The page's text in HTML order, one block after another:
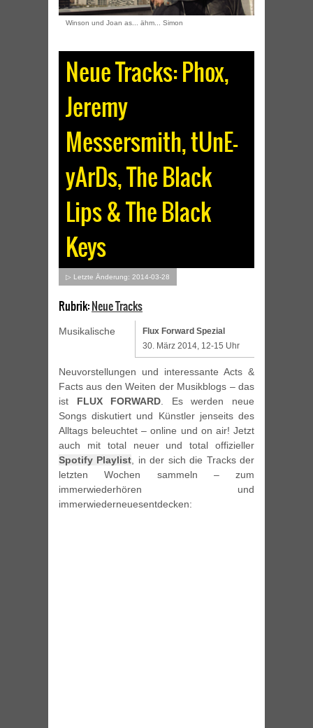
Winson und Joan as... ähm... Simon
Neue Tracks: Phox,
Jeremy
Messersmith, tUnE-
yArDs, The Black
Lips & The Black
Keys
▷ Letzte Änderung: 2014-03-28
Rubrik:Neue Tracks
Flux Forward Spezial
30. März 2014, 12-15 Uhr
Musikalische
Neuvorstellungen und interessante Acts &
Facts aus den Weiten der Musikblogs – das
ist FLUX FORWARD. Es werden neue
Songs diskutiert und Künstler jenseits des
Alltags beleuchtet – online und on air! Jetzt
auch mit total neuer und total offizieller
Spotify Playlist, in der sich die Tracks der
letzten Wochen sammeln – zum
immerwiederhören und
immerwiederneuesentdecken: